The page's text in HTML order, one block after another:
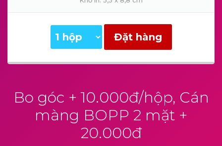
Đặt hàng
Bo góc + 10.000đ/hộp, Cán
màng BOPP 2 mặt +
20.000đ